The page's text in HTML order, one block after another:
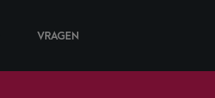
VRAGEN